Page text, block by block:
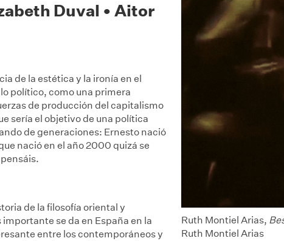
Duval • Aitor
de la estética y la ironía en el
político, como una primera
de producción del capitalismo
sería el objetivo de una política
de generaciones: Ernesto nació
nació en el año 2000 quizá se
de la filosofía oriental y
se da en España en la
entre los contemporáneos y
Ruth Montiel Arias,
Ruth Montiel Arias